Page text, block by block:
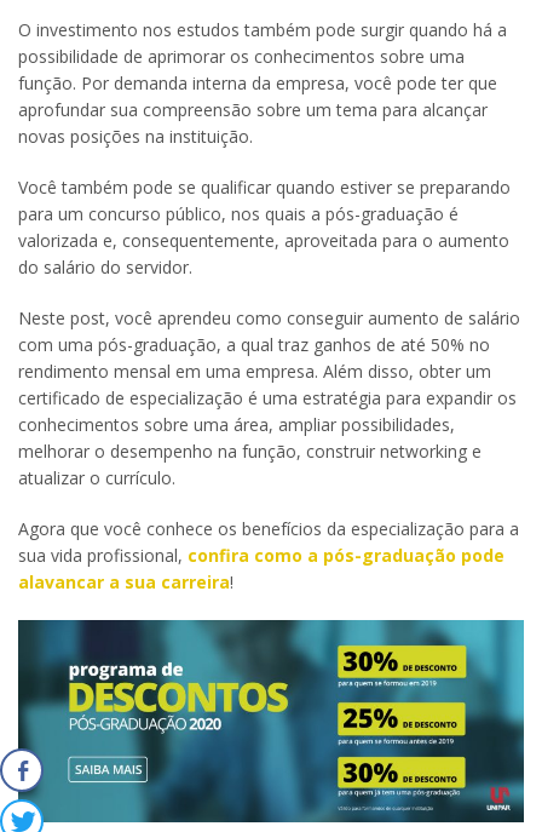
O investimento nos estudos também pode surgir quando há a
possibilidade de aprimorar os conhecimentos sobre uma
função. Por demanda interna da empresa, você pode ter que
aprofundar sua compreensão sobre um tema para alcançar
novas posições na instituição.
Você também pode se qualificar quando estiver se preparando
para um concurso público, nos quais a pós-graduação é
valorizada e, consequentemente, aproveitada para o aumento
do salário do servidor.
Neste post, você aprendeu como conseguir aumento de salário
com uma pós-graduação, a qual traz ganhos de até 50% no
rendimento mensal em uma empresa. Além disso, obter um
certificado de especialização é uma estratégia para expandir os
conhecimentos sobre uma área, ampliar possibilidades,
melhorar o desempenho na função, construir networking e
atualizar o currículo.
Agora que você conhece os benefícios da especialização para a
sua vida profissional, confira como a pós-graduação pode
alavancar a sua carreira!